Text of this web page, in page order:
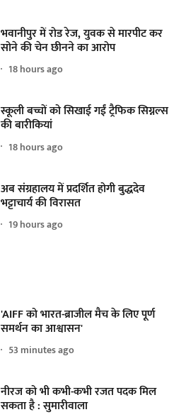
भवानीपुर में रोड रेज, युवक से मारपीट कर
सोने की चेन छीनने का आरोप
18 hours ago
स्कूली बच्चों को सिखाई गईं ट्रैफिक सिग्नल्स
की बारीकियां
18 hours ago
अब संग्रहालय में प्रदर्शित होगी बुद्धदेव
भट्टाचार्य की विरासत
19 hours ago
'AIFF को भारत-ब्राजील मैच के लिए पूर्ण
समर्थन का आश्वासन'
53 minutes ago
नीरज को भी कभी-कभी रजत पदक मिल
सकता है : सुमारीवाला